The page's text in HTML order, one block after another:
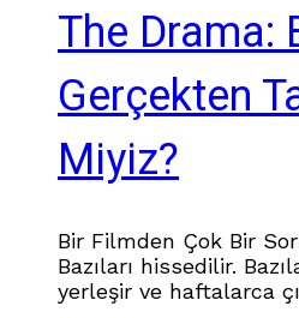
The Drama:
Gerçekten
Miyiz?
Bir Filmden Çok Bir
Bazıları hissedilir.
yerleşir ve haftalarca